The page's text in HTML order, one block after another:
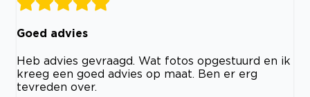
Goed advies
Heb advies gevraagd. Wat fotos opgestuurd en ik
kreeg een goed advies op maat. Ben er erg
tevreden over.